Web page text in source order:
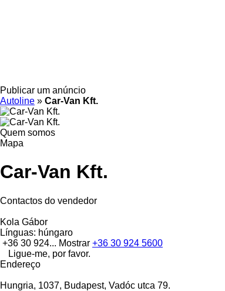
Publicar um anúncio
Autoline » Car-Van Kft.
Quem somos
Mapa
Car-Van Kft.
Contactos do vendedor
Kola Gábor
Línguas: húngaro
+36 30 924... Mostrar +36 30 924 5600
Ligue-me, por favor.
Endereço
Hungria, 1037, Budapest, Vadóc utca 79.